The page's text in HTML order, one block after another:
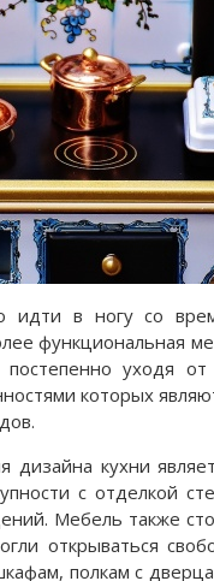
идти в ногу со
функциональная
уходя от
которых
кухни
с отделкой
Мебель также
открываться
полкам с